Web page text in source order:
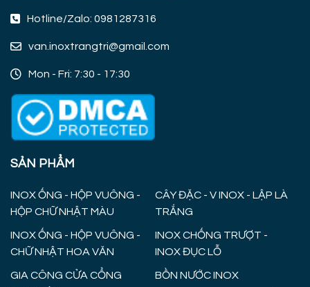
Hotline/Zalo: 0981287316
van.inoxtrangtri@gmail.com
Mon - Fri: 7:30 - 17:30
SẢN PHẨM
INOX ỐNG - HỘP VUÔNG -
HỘP CHỮ NHẬT MÀU
INOX ỐNG - HỘP VUÔNG -
CHỮ NHẬT HOA VĂN
GIA CÔNG CỬA CỔNG
CÂY ĐẶC - V INOX - LẬP LÀ
TRẮNG
INOX CHỐNG TRƯỢT -
INOX ĐỤC LỖ
BỒN NƯỚC INOX